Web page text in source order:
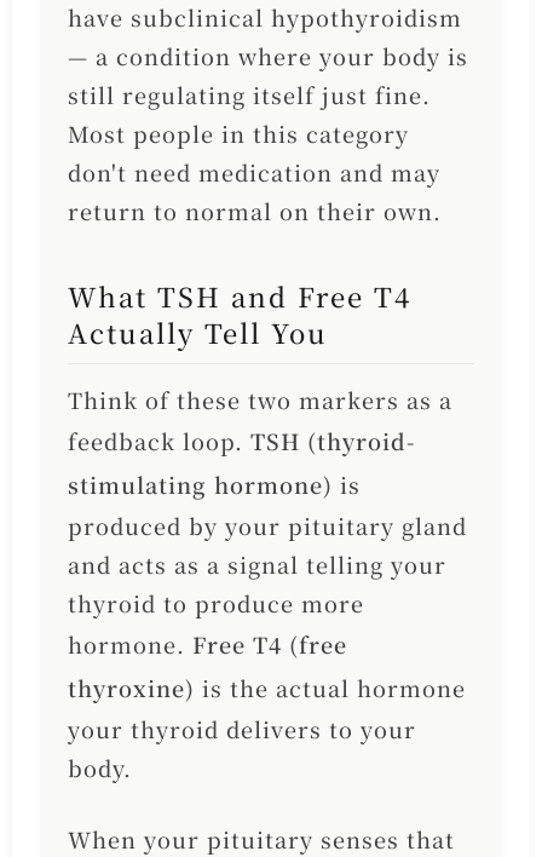
have subclinical hypothyroidism
— a condition where your body is
still regulating itself just fine.
Most people in this category
don't need medication and may
return to normal on their own.
What TSH and Free T4
Actually Tell You
Think of these two markers as a
feedback loop. TSH (thyroid-
stimulating hormone) is
produced by your pituitary gland
and acts as a signal telling your
thyroid to produce more
hormone. Free T4 (free
thyroxine) is the actual hormone
your thyroid delivers to your
body.
When your pituitary senses that